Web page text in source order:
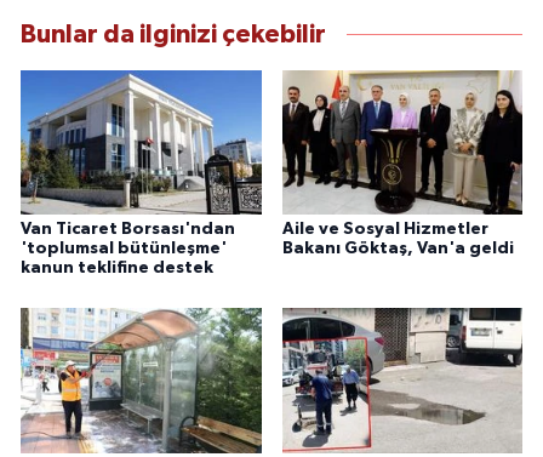
Bunlar da ilginizi çekebilir
Van Ticaret Borsası'ndan
'toplumsal bütünleşme'
kanun teklifine destek
Aile ve Sosyal Hizmetler
Bakanı Göktaş, Van'a geldi